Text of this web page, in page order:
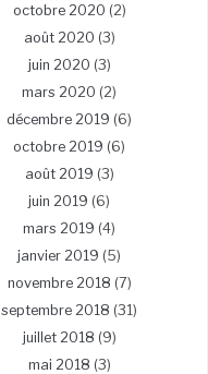
octobre 2020 (2)
août 2020 (3)
juin 2020 (3)
mars 2020 (2)
décembre 2019 (6)
octobre 2019 (6)
août 2019 (3)
juin 2019 (6)
mars 2019 (4)
janvier 2019 (5)
novembre 2018 (7)
septembre 2018 (31)
juillet 2018 (9)
mai 2018 (3)